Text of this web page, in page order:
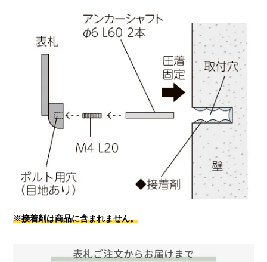
※接着剤は商品に含まれません。